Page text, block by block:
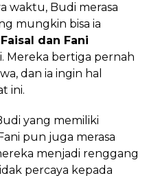
waktu, Budi merasa
mungkin bisa ia
dan Fani
Mereka bertiga pernah
dan ia ingin hal
ini.
yang memiliki
pun juga merasa
menjadi renggang
percaya kepada